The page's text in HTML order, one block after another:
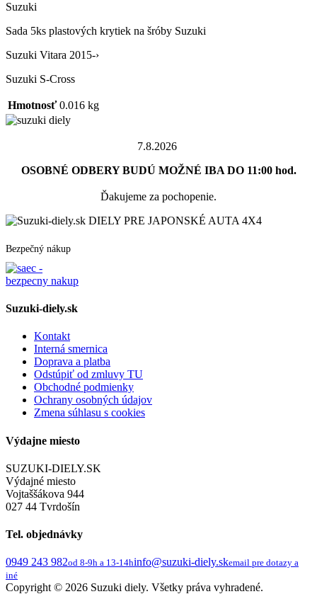
Suzuki
Sada 5ks plastových krytiek na šróby Suzuki
Suzuki Vitara 2015-›
Suzuki S-Cross
Hmotnosť 0.016 kg
7.8.2026
OSOBNÉ ODBERY BUDÚ MOŽNÉ IBA DO 11:00 hod.
Ďakujeme za pochopenie.
DIELY PRE JAPONSKÉ AUTA 4X4
Bezpečný nákup
Suzuki-diely.sk
Kontakt
Interná smernica
Doprava a platba
Odstúpiť od zmluvy TU
Obchodné podmienky
Ochrany osobných údajov
Zmena súhlasu s cookies
Výdajne miesto
SUZUKI-DIELY.SK
Výdajné miesto
Vojtaššákova 944
027 44 Tvrdošín
Tel. objednávky
0949 243 982od 8-9h a 13-14hinfo@suzuki-diely.skemail pre dotazy a
iné
Copyright © 2026 Suzuki diely. Všetky práva vyhradené.